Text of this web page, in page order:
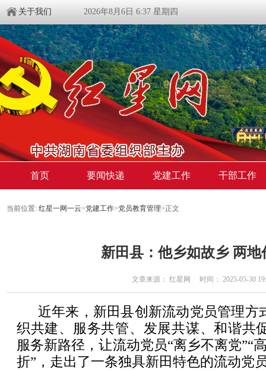
关于我们 2026年8月6日 6:37 星期四
首页 要闻快递 党建工作 干部工作
当前位置: 红星一网一云>党建工作>党员教育管理>正文
新田县：他乡如故乡 两地
文章来源： 红星网 时间： 2025-05-30
近年来，新田县创新流动党员管理方
织共建、服务共管、发展共谋、和谐共
服务新路径，让流动党员“离乡不离党”“
折”，走出了一条独具新田特色的流动党